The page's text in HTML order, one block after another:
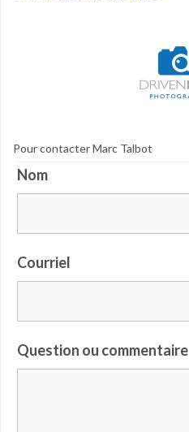
Pour contacter Marc Talbot
Nom
Courriel
Question ou commentaire